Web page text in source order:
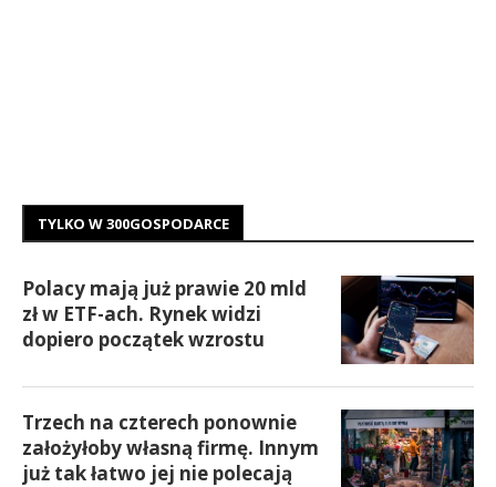
TYLKO W 300GOSPODARCE
Polacy mają już prawie 20 mld
zł w ETF-ach. Rynek widzi
dopiero początek wzrostu
Trzech na czterech ponownie
założyłoby własną firmę. Innym
już tak łatwo jej nie polecają